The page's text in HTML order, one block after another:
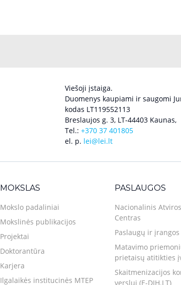
Viešoji įstaiga.
Duomenys kaupiami ir saugomi
kodas LT119552113
Breslaujos g. 3, LT-44403 Kaunas,
Tel.: +370 37 401805
el. p. lei@lei.lt
MOKSLAS
Mokslo padaliniai
Mokslinės publikacijos
Projektai
Doktorantūra
Karjera
Ilgalaikės institucinės MTEP
PASLAUGOS
Nacionalinis
Centras
Paslaugų ir
Matavimo
prietaisų atitikties
Skaitmenizacijos
verslui (E-DIH.LT)